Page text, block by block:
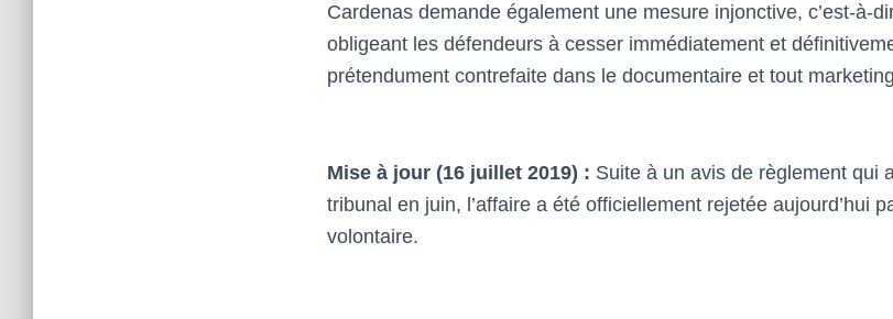
Cardenas demande également une mesure injonctive, c’est-à-
obligeant les défendeurs à cesser immédiatement et
prétendument contrefaite dans le documentaire et tout
Mise à jour (16 juillet 2019) : Suite à un avis de règlement qui
tribunal en juin, l’affaire a été officiellement rejetée aujourd’hui
volontaire.